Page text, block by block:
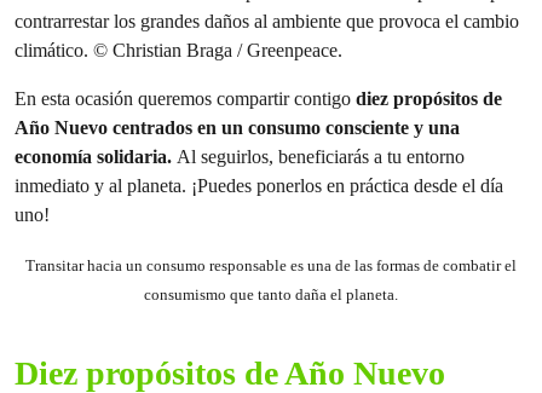
En esta ocasión queremos compartir contigo diez propósitos de
Año Nuevo centrados en un consumo consciente y una
economía solidaria. Al seguirlos, beneficiarás a tu entorno
inmediato y al planeta. ¡Puedes ponerlos en práctica desde el día
uno!
Transitar hacia un consumo responsable es una de las formas de combatir el
consumismo que tanto daña el planeta.
Diez propósitos de Año Nuevo